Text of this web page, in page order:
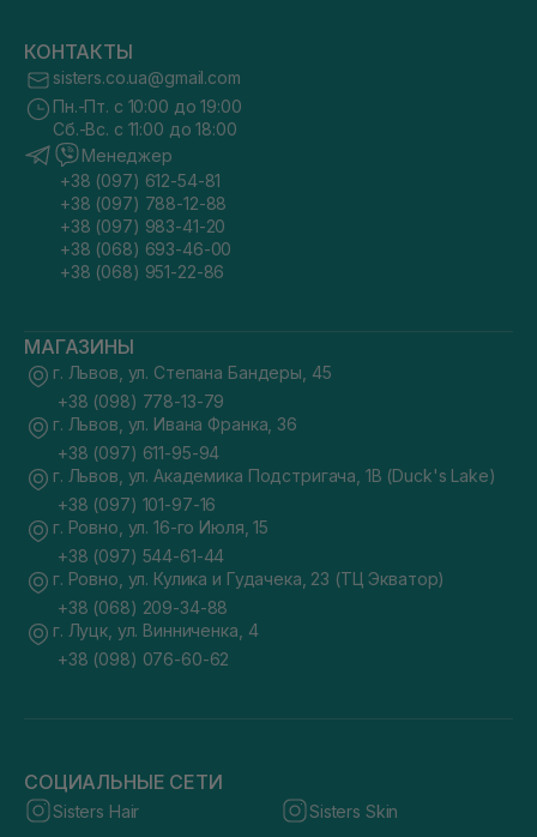
КОНТАКТЫ
sisters.co.ua@gmail.com
Пн.-Пт. с 10:00 до 19:00
Сб.-Вс. с 11:00 до 18:00
Менеджер
+38 (097) 612-54-81
+38 (097) 788-12-88
+38 (097) 983-41-20
+38 (068) 693-46-00
+38 (068) 951-22-86
МАГАЗИНЫ
г. Львов, ул. Степана Бандеры, 45
+38 (098) 778-13-79
г. Львов, ул. Ивана Франка, 36
+38 (097) 611-95-94
г. Львов, ул. Академика Подстригача, 1В (Duck's Lake)
+38 (097) 101-97-16
г. Ровно, ул. 16-го Июля, 15
+38 (097) 544-61-44
г. Ровно, ул. Кулика и Гудачека, 23 (ТЦ Экватор)
+38 (068) 209-34-88
г. Луцк, ул. Винниченка, 4
+38 (098) 076-60-62
СОЦИАЛЬНЫЕ СЕТИ
Sisters Hair Sisters Skin